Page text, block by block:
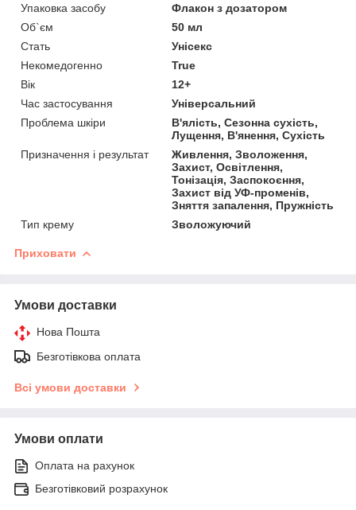
Упаковка засобу
Флакон з дозатором
Об`єм
50 мл
Стать
Унісекс
Некомедогенно
True
Вік
12+
Час застосування
Універсальний
Проблема шкіри
В'ялість, Сезонна сухість,
Лущення, В'янення, Сухість
Призначення і результат
Живлення, Зволоження,
Захист, Освітлення,
Тонізація, Заспокоєння,
Захист від УФ-променів,
Зняття запалення, Пружність
Тип крему
Зволожуючий
Приховати
Умови доставки
Нова Пошта
Безготівкова оплата
Всі умови доставки
Умови оплати
Оплата на рахунок
Безготівковий розрахунок